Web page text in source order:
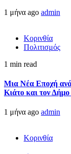
1 μήνα ago admin
Κορινθία
Πολιτισμός
1 min read
Μια Νέα Εποχή
Κιάτο και τον
1 μήνα ago admin
Κορινθία